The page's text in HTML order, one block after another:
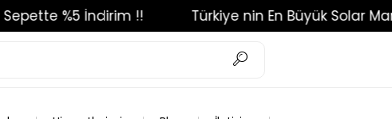
%5 İndirim !! Türkiye nin En Büyük Solar Marketi